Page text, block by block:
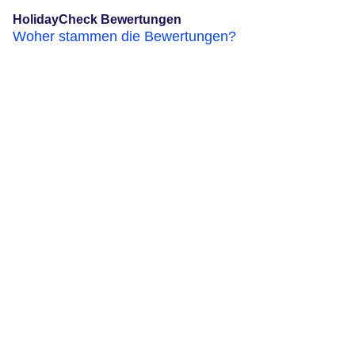
HolidayCheck Bewertungen
Woher stammen die Bewertungen?